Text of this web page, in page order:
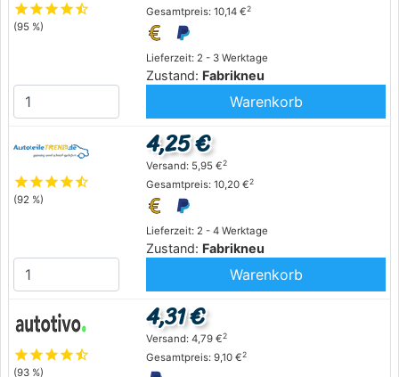
starstarstarstarstar_half
(95 %)
Lieferzeit: 2 - 3 Werktage
Zustand: Fabrikneu
Gesamtpreis: 10,14 €2
Warenkorb
starstarstarstarstar_half
(92 %)
Lieferzeit: 2 - 4 Werktage
Zustand: Fabrikneu
4,25 €
Versand: 5,95 €2
Gesamtpreis: 10,20 €2
Warenkorb
starstarstarstarstar_half
(93 %)
4,31 €
Versand: 4,79 €2
Gesamtpreis: 9,10 €2